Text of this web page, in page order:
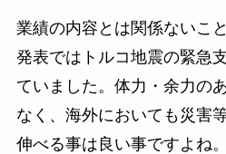
業績の内容とは関係ないこ
発表ではトルコ地震の緊急
ていました。体力・余力の
なく、海外においても災害
伸べる事は良い事ですよね